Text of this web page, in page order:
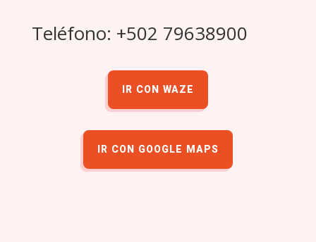
Teléfono: +502 79638900
IR CON WAZE
IR CON GOOGLE MAPS